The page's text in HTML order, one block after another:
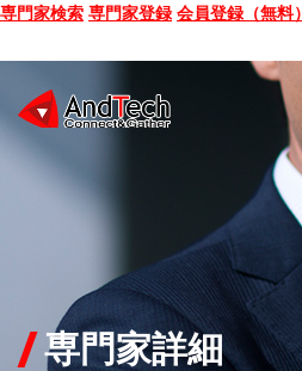
専門家検索 専門家登録 会員登録（無料）
CONSULTING
SERVICE
専門家詳細